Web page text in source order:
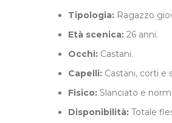
Tipologia: Ragazzo
Età scenica: 26 anni.
Occhi: Castani.
Capelli: Castani, corti e
Fisico: Slanciato e
Disponibilità: Totale